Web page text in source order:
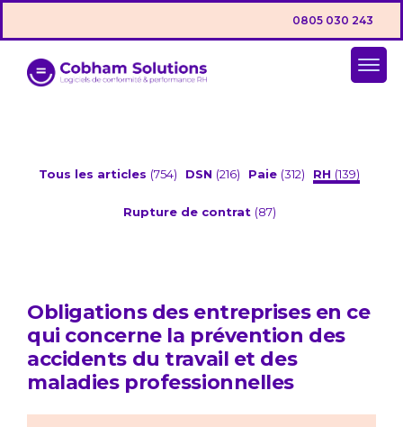
0805 030 243
Tous les articles (754) DSN (216) Paie (312) RH (139)
Rupture de contrat (87)
Obligations des entreprises en ce
qui concerne la prévention des
accidents du travail et des
maladies professionnelles